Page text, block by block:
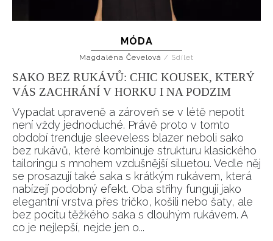
MÓDA
Magdaléna Čevelová / Sdílet
SAKO BEZ RUKÁVŮ: CHIC KOUSEK, KTERÝ
VÁS ZACHRÁNÍ V HORKU I NA PODZIM
Vypadat upraveně a zároveň se v létě nepotit
není vždy jednoduché. Právě proto v tomto
období trenduje sleeveless blazer neboli sako
bez rukávů, které kombinuje strukturu klasického
tailoringu s mnohem vzdušnější siluetou. Vedle něj
se prosazují také saka s krátkým rukávem, která
nabízejí podobný efekt. Oba střihy fungují jako
elegantní vrstva přes tričko, košili nebo šaty, ale
bez pocitu těžkého saka s dlouhým rukávem. A
co je nejlepší, nejde jen o...